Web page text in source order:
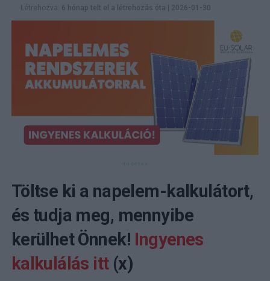
Létrehozva: 6 hónap telt el a létrehozás óta 2026-01-30
Töltse ki a napelem-kalkulátort,
és tudja meg, mennyibe
kerülhet Önnek! Ingyenes
kalkulálás itt (x)